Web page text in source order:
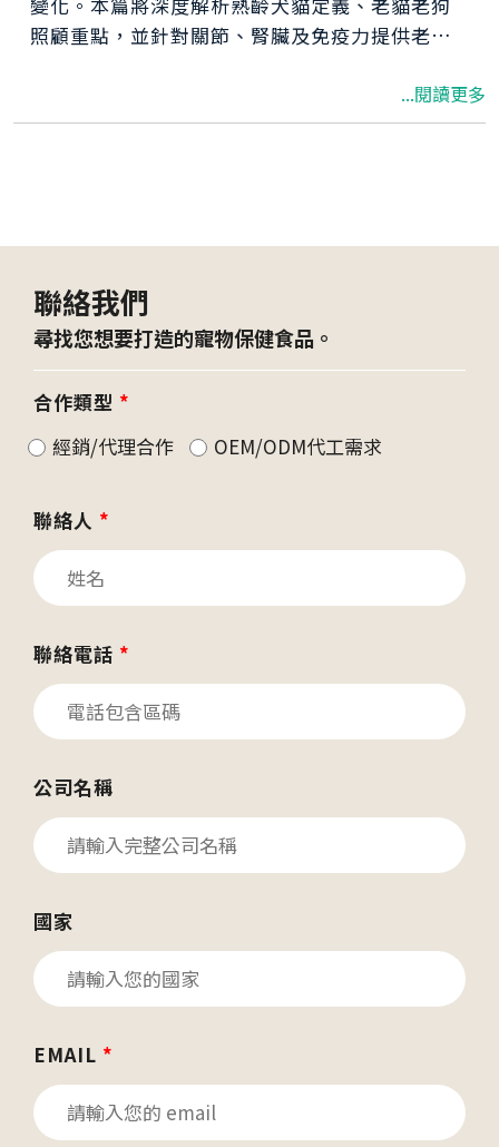
照顧重點，並針對關節、腎臟及免疫力提供老貓
物營養補充與居家環境調整，我們能有效延續毛
孩的健康生活，讓銀髮階段依然充滿活力。
...閱讀更多
聯絡我們
尋找您想要打造的寵物保健食品。
合作類型 *
經銷/代理合作
OEM/ODM代工需求
聯絡人 *
聯絡電話 *
公司名稱
國家
EMAIL *